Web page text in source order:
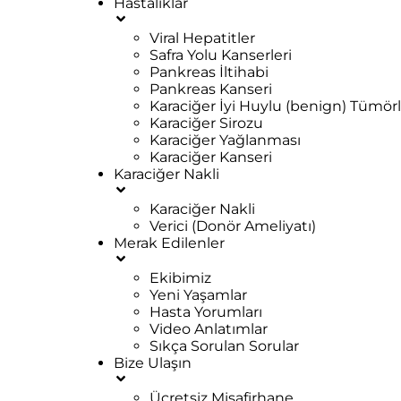
Viral Hepatitler
Safra Yolu Kanserleri
Pankreas İltihabi
Pankreas Kanseri
Karaciğer İyi Huylu (benign)
Karaciğer Sirozu
Karaciğer Yağlanması
Karaciğer Kanseri
Karaciğer Nakli
Karaciğer Nakli
Verici (Donör Ameliyatı)
Merak Edilenler
Ekibimiz
Yeni Yaşamlar
Hasta Yorumları
Video Anlatımlar
Sıkça Sorulan Sorular
Bize Ulaşın